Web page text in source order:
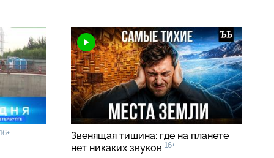
16+
Звенящая тишина: где на планете
нет никаких звуков 16+